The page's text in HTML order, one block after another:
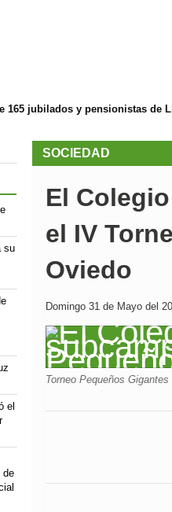
165 jubilados y pensionistas de
SOCIEDAD
El
el IV
Oviedo
Domingo 31 de Mayo del
Torneo Pequeños
su
el
de